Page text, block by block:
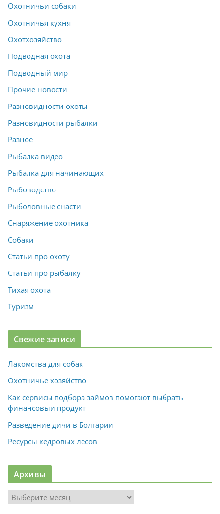
Охотничьи собаки
Охотничья кухня
Охотхозяйство
Подводная охота
Подводный мир
Прочие новости
Разновидности охоты
Разновидности рыбалки
Разное
Рыбалка видео
Рыбалка для начинающих
Рыбоводство
Рыболовные снасти
Снаряжение охотника
Собаки
Статьи про охоту
Статьи про рыбалку
Тихая охота
Туризм
Свежие записи
Лакомства для собак
Охотничье хозяйство
Как сервисы подбора займов помогают выбрать
финансовый продукт
Разведение дичи в Болгарии
Ресурсы кедровых лесов
Архивы
р